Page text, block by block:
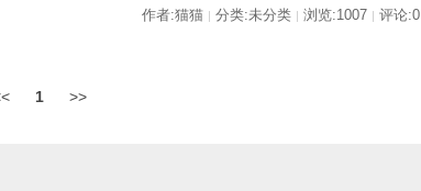
作者:猫猫 | 分类:未分类 | 浏览:1007 | 评论:0
1 >>